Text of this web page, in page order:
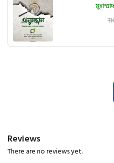
Reviews
There are no reviews yet.